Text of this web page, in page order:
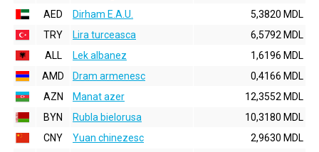
AED
Dirham E.A.U.
5,3820 MDL
TRY
Lira turceasca
6,5792 MDL
ALL
Lek albanez
1,6196 MDL
AMD
Dram armenesc
0,4166 MDL
AZN
Manat azer
12,3552 MDL
BYN
Rubla bielorusa
10,3180 MDL
CNY
Yuan chinezesc
2,9630 MDL